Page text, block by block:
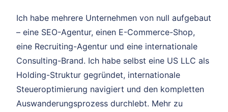
Ich habe mehrere Unternehmen von null aufgebaut
– eine SEO-Agentur, einen E-Commerce-Shop,
eine Recruiting-Agentur und eine internationale
Consulting-Brand. Ich habe selbst eine US LLC als
Holding-Struktur gegründet, internationale
Steueroptimierung navigiert und den kompletten
Auswanderungsprozess durchlebt. Mehr zu